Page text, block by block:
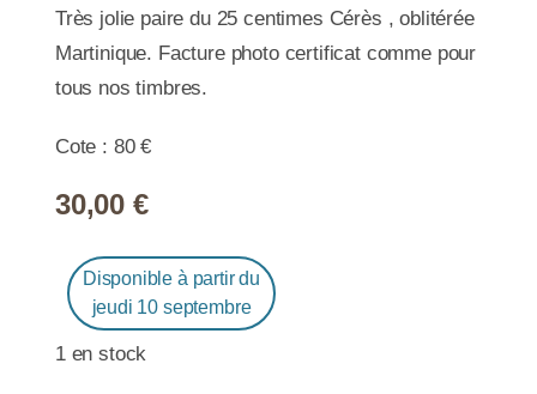
Très jolie paire du 25 centimes Cérès , oblitérée
Martinique. Facture photo certificat comme pour
tous nos timbres.
Cote : 80 €
30,00 €
Disponible à partir du
jeudi 10 septembre
1 en stock